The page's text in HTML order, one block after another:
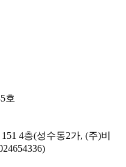
호
4층(성수동2가, (주)비